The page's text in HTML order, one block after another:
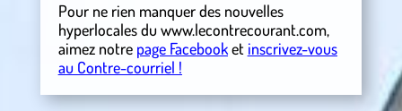
Pour ne rien manquer des nouvelles
hyperlocalesdu www.lecontrecourant.com,
aimez notre page Facebooket inscrivez-vous
au Contre-courriel !